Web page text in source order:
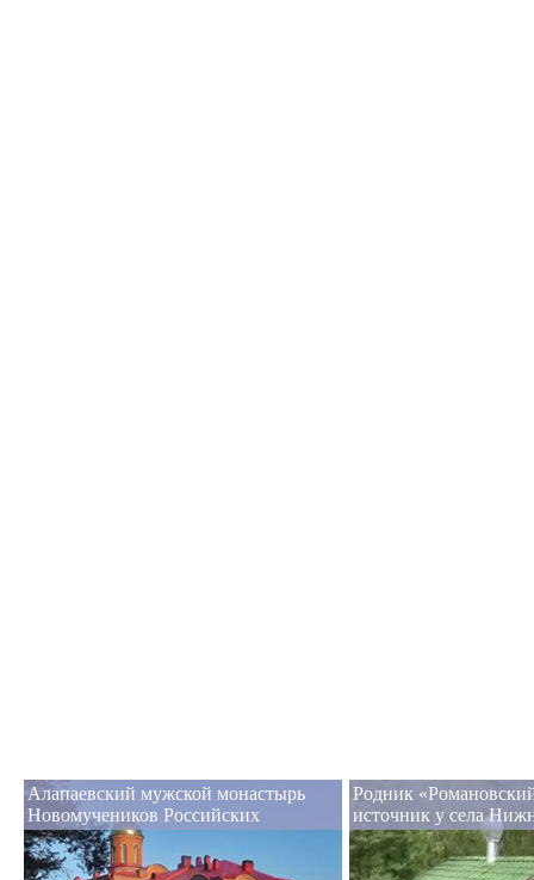
Алапаевский мужской монастырь
Новомучеников Российских
Родник
источник у села